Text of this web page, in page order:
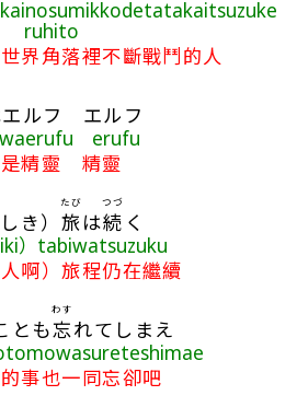
ruhito
界角落裡不斷戰鬥的人
エルフ エルフ
erufu
精靈 精靈
しき） 旅
たび
は続
つづ
く
）tabiwatsuzuku
人啊）旅程仍在繼續
とも忘
わす
れてしまえ
事也一同忘卻吧